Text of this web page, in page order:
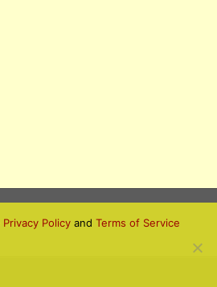
Privacy Policyand Terms of Service